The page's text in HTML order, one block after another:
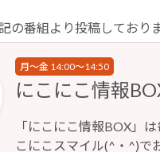
の番組より投稿しておりま
月～金 14:00～14:50
にこにこ情報
「にこにこ情報BOX」
こにこスマイル(^・^)で